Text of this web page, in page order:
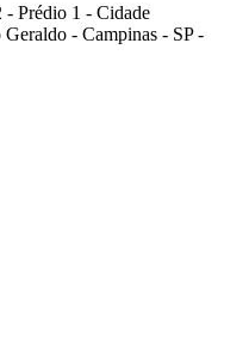
- Prédio 1 - Cidade
- Campinas - SP -